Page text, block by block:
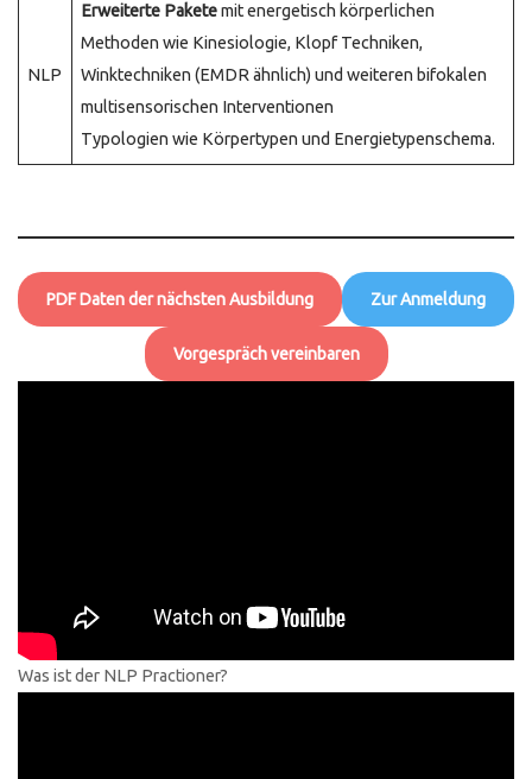
NLP
Erweiterte Paketemit energetisch körperlichen
Methoden wie Kinesiologie, Klopf Techniken,
Winktechniken (EMDR ähnlich) und weiteren bifokalen
multisensorischen Interventionen
Typologien wie Körpertypen und Energietypenschema.
PDF Daten der nächsten Ausbildung Zur Anmeldung
Vorgespräch vereinbaren
Was ist der NLP Practioner?